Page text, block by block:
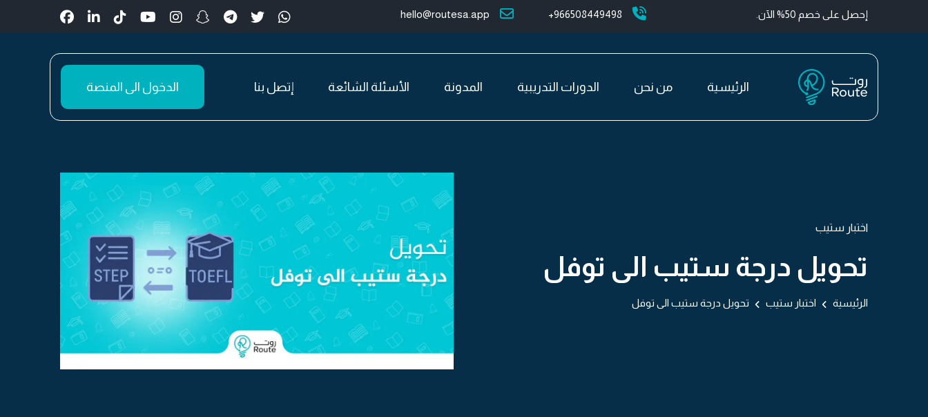
إحصل على خصم 50% الآن. 966508449498+
hello@routesa.app
الرئيسية من نحن الدورات التدريبية المدونة الأسئلة الشائعة إتصل بنا الدخول الى المنصة
اختبار ستيب
تحويل درجة ستيب الى توفل
الرئيسية اختبار ستيب تحويل درجة ستيب الى توفل